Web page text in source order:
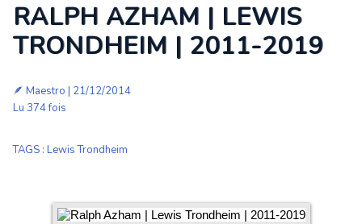
RALPH AZHAM | LEWIS
TRONDHEIM | 2011-2019
🪶 Maestro | 21/12/2014
Lu 374 fois
TAGS : Lewis Trondheim